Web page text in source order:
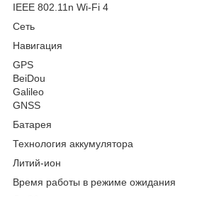
IEEE 802.11n Wi-Fi 4
Сеть
Навигация
GPS
BeiDou
Galileo
GNSS
Батарея
Технология аккумулятора
Литий-ион
Время работы в режиме ожидания